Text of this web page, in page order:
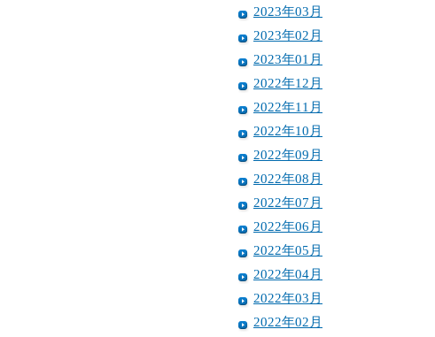
2023年03月
2023年02月
2023年01月
2022年12月
2022年11月
2022年10月
2022年09月
2022年08月
2022年07月
2022年06月
2022年05月
2022年04月
2022年03月
2022年02月